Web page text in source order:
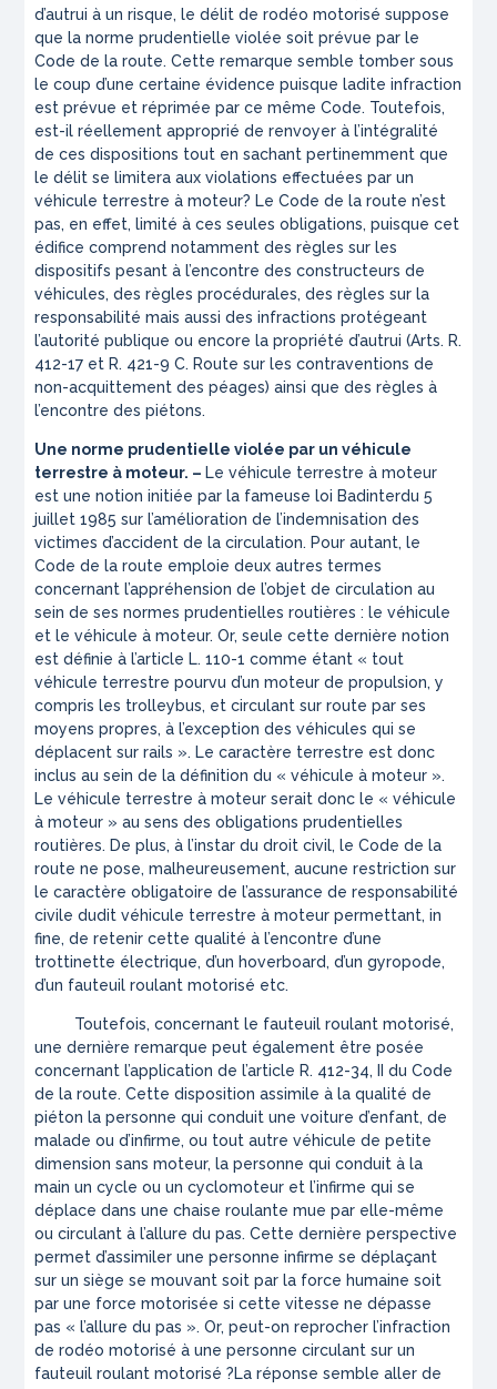
d’autrui à un risque, le délit de rodéo motorisé suppose
que la norme prudentielle violée soit prévue par le
Code de la route. Cette remarque semble tomber sous
le coup d’une certaine évidence puisque ladite infraction
est prévue et réprimée par ce même Code. Toutefois,
est-il réellement approprié de renvoyer à l’intégralité
de ces dispositions tout en sachant pertinemment que
le délit se limitera aux violations effectuées par un
véhicule terrestre à moteur? Le Code de la route n’est
pas, en effet, limité à ces seules obligations, puisque cet
édifice comprend notamment des règles sur les
dispositifs pesant à l’encontre des constructeurs de
véhicules, des règles procédurales, des règles sur la
responsabilité mais aussi des infractions protégeant
l’autorité publique ou encore la propriété d’autrui (Arts. R.
412-17 et R. 421-9 C. Route sur les contraventions de
non-acquittement des péages) ainsi que des règles à
l’encontre des piétons.
Une norme prudentielle violée par un véhicule
terrestre à moteur. – Le véhicule terrestre à moteur
est une notion initiée par la fameuse loi Badinterdu 5
juillet 1985 sur l’amélioration de l’indemnisation des
victimes d’accident de la circulation. Pour autant, le
Code de la route emploie deux autres termes
concernant l’appréhension de l’objet de circulation au
sein de ses normes prudentielles routières : le véhicule
et le véhicule à moteur. Or, seule cette dernière notion
est définie à l’article L. 110-1 comme étant « tout
véhicule terrestre pourvu d’un moteur de propulsion, y
compris les trolleybus, et circulant sur route par ses
moyens propres, à l’exception des véhicules qui se
déplacent sur rails ». Le caractère terrestre est donc
inclus au sein de la définition du « véhicule à moteur ».
Le véhicule terrestre à moteur serait donc le « véhicule
à moteur » au sens des obligations prudentielles
routières. De plus, à l’instar du droit civil, le Code de la
route ne pose, malheureusement, aucune restriction sur
le caractère obligatoire de l’assurance de responsabilité
civile dudit véhicule terrestre à moteur permettant,in
fine, de retenir cette qualité à l’encontre d’une
trottinette électrique, d’un hoverboard, d’un gyropode,
d’un fauteuil roulant motorisé etc.
Toutefois, concernant le fauteuil roulant motorisé,
une dernière remarque peut également être posée
concernant l’application de l’article R. 412-34, II du Code
de la route. Cette disposition assimile à la qualité de
piéton la personne qui conduit une voiture d’enfant, de
malade ou d’infirme, ou tout autre véhicule de petite
dimension sans moteur, la personne qui conduit à la
main un cycle ou un cyclomoteur et l’infirme qui se
déplace dans une chaise roulante mue par elle-même
ou circulant à l’allure du pas. Cette dernière perspective
permet d’assimiler une personne infirme se déplaçant
sur un siège se mouvant soit par la force humaine soit
par une force motorisée si cette vitesse ne dépasse
pas « l’allure du pas ». Or,peut-on reprocher l’infraction
de rodéo motorisé à une personne circulant sur un
fauteuil roulant motorisé ?La réponse semble aller de